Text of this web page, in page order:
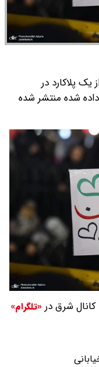
یک پلاکارد در
شده منتشر شده
کانال شرق در «تلگرام»